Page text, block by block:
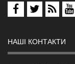
НАШІ КОНТАКТИ